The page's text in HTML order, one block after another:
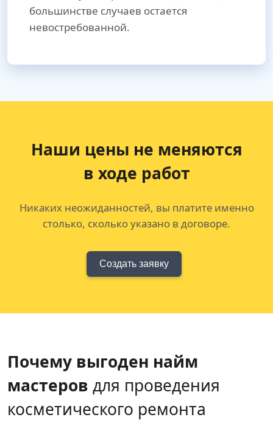
большинстве случаев остается
невостребованной.
Наши цены не меняются
в ходе работ
Никаких неожиданностей, вы платите именно
столько, сколько указано в договоре.
Создать заявку
Почему выгоден найм
мастеров для проведения
косметического ремонта